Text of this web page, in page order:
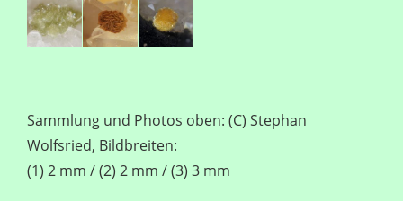
Sammlung und Photos oben: (C) Stephan
Wolfsried, Bildbreiten:
(1) 2 mm / (2) 2 mm / (3) 3 mm